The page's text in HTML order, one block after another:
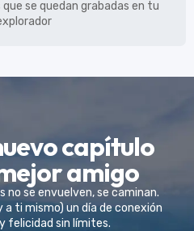
se quedan grabadas en tu
capítulo
amigo
no se envuelven, se caminan.
ti mismo) un día de conexión
felicidad sin límites.